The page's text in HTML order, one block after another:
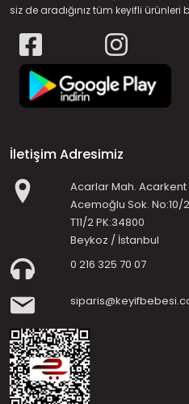
siz de aradığınız tüm keyifli ürünleri
İletişim Adresimiz
Acarlar Mah. Acarkent
Acemoğlu Sok. No:10/2
T11/2 PK:34800
Beykoz / İstanbul
0 216 325 70 07